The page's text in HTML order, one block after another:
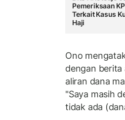
Pemeriksaan
Terkait Kasus
Haji
Ono
dengan berita
aliran dana
"Saya masih
tidak ada